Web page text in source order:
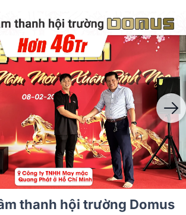
thanh hội trường Domus